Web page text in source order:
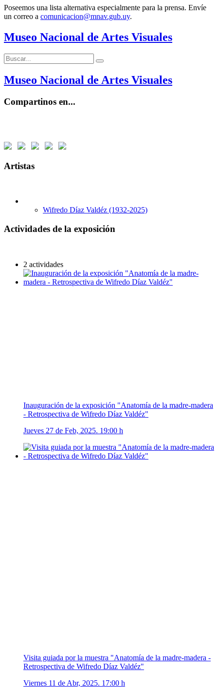
Poseemos una lista alternativa especialmente para la prensa. Envíe
un correo a comunicacion@mnav.gub.uy.
Museo Nacional de Artes Visuales
Buscar:
Buscar
Museo Nacional de Artes Visuales
Compartinos en...
Artistas
Wifredo Díaz Valdéz (1932-2025)
Actividades de la exposición
2 actividades
Inauguración de la exposición "Anatomía de la madre-madera
- Retrospectiva de Wifredo Díaz Valdéz"
Jueves 27 de Feb, 2025. 19:00 h
Visita guiada por la muestra "Anatomía de la madre-madera -
Retrospectiva de Wifredo Díaz Valdéz"
Viernes 11 de Abr, 2025. 17:00 h